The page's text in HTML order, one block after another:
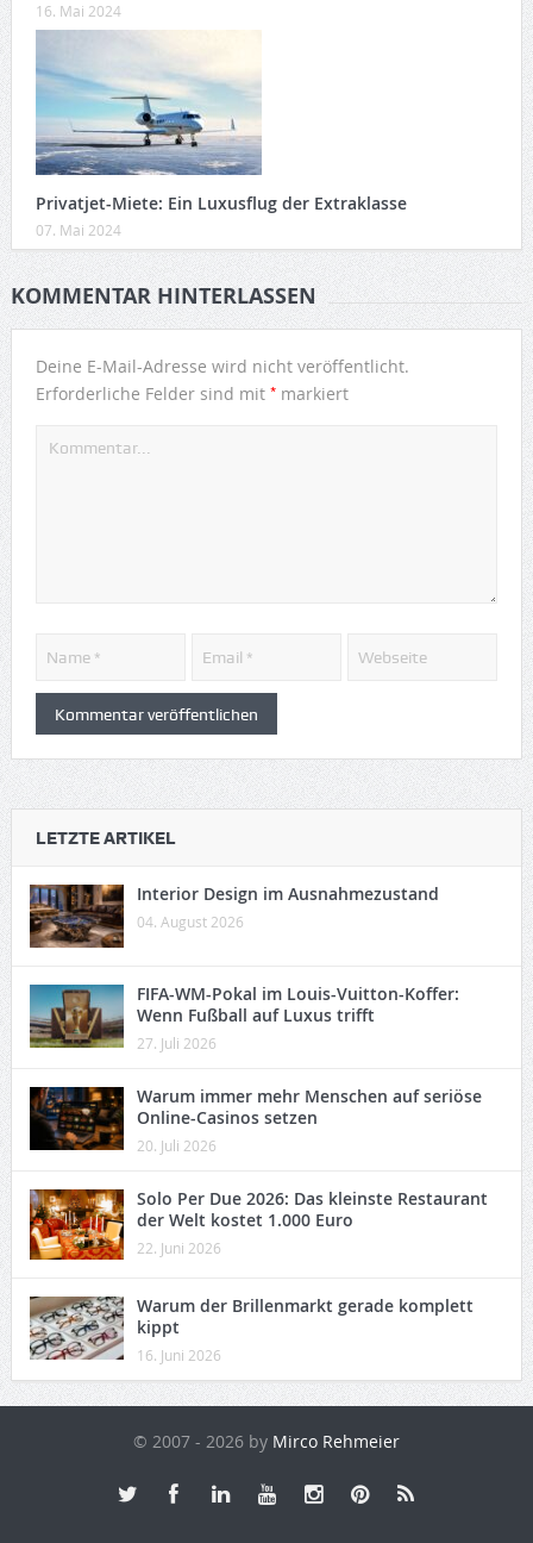
16. Mai 2024
Privatjet-Miete: Ein Luxusflug der Extraklasse
07. Mai 2024
KOMMENTAR HINTERLASSEN
Deine E-Mail-Adresse wird nicht veröffentlicht.
Erforderliche Felder sind mit *markiert
LETZTE ARTIKEL
Interior Design im Ausnahmezustand
04. August 2026
FIFA-WM-Pokal im Louis-Vuitton-Koffer:
Wenn Fußball auf Luxus trifft
27. Juli 2026
Warum immer mehr Menschen auf seriöse
Online-Casinos setzen
20. Juli 2026
Solo Per Due 2026: Das kleinste Restaurant
der Welt kostet 1.000 Euro
22. Juni 2026
Warum der Brillenmarkt gerade komplett
kippt
16. Juni 2026
© 2007 - 2026 by Mirco Rehmeier